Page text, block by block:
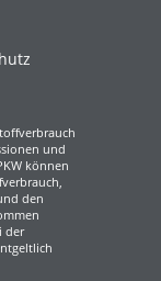
und
können
den
der